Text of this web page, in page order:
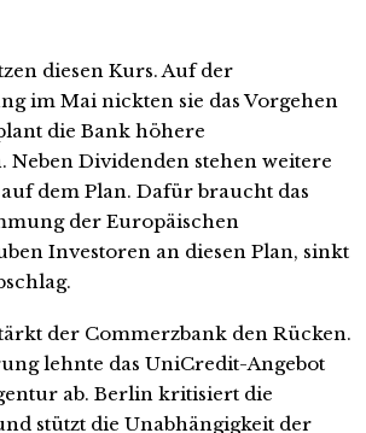
diesen Kurs. Auf der
im Mai nickten sie das Vorgehen
die Bank höhere
Neben Dividenden stehen weitere
dem Plan. Dafür braucht das
der Europäischen
Investoren an diesen Plan, sinkt
der Commerzbank den Rücken.
lehnte das UniCredit-Angebot
ab. Berlin kritisiert die
stützt die Unabhängigkeit der